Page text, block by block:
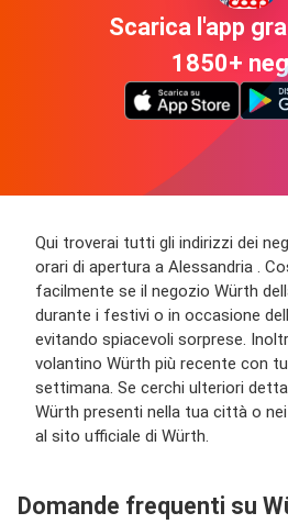
Scarica l'app
1850+
Qui troverai tutti gli indirizzi dei
orari di apertura a Alessandria .
facilmente se il negozio Würth
durante i festivi o in occasione
evitando spiacevoli sorprese.
volantino Würth più recente con
settimana. Se cerchi ulteriori
Würth presenti nella tua città o
al sito ufficiale di Würth.
Domande frequenti su